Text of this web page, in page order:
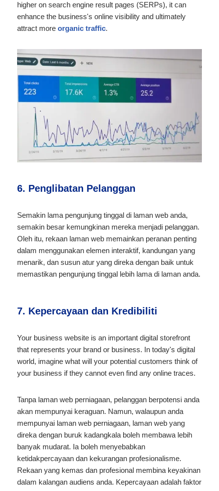
higher on search engine result pages (SERPs), it can
enhance the business's online visibility and ultimately
attract more organic traffic.
6. Penglibatan Pelanggan
Semakin lama pengunjung tinggal di laman web anda,
semakin besar kemungkinan mereka menjadi pelanggan.
Oleh itu, rekaan laman web memainkan peranan penting
dalam menggunakan elemen interaktif, kandungan yang
menarik, dan susun atur yang direka dengan baik untuk
memastikan pengunjung tinggal lebih lama di laman anda.
7. Kepercayaan dan Kredibiliti
Your business website is an important digital storefront
that represents your brand or business. In today's digital
world, imagine what will your potential customers think of
your business if they cannot even find any online traces.
Tanpa laman web perniagaan, pelanggan berpotensi anda
akan mempunyai keraguan. Namun, walaupun anda
mempunyai laman web perniagaan, laman web yang
direka dengan buruk kadangkala boleh membawa lebih
banyak mudarat. Ia boleh menyebabkan
ketidakpercayaan dan kekurangan profesionalisme.
Rekaan yang kemas dan profesional membina keyakinan
dalam kalangan audiens anda. Kepercayaan adalah faktor